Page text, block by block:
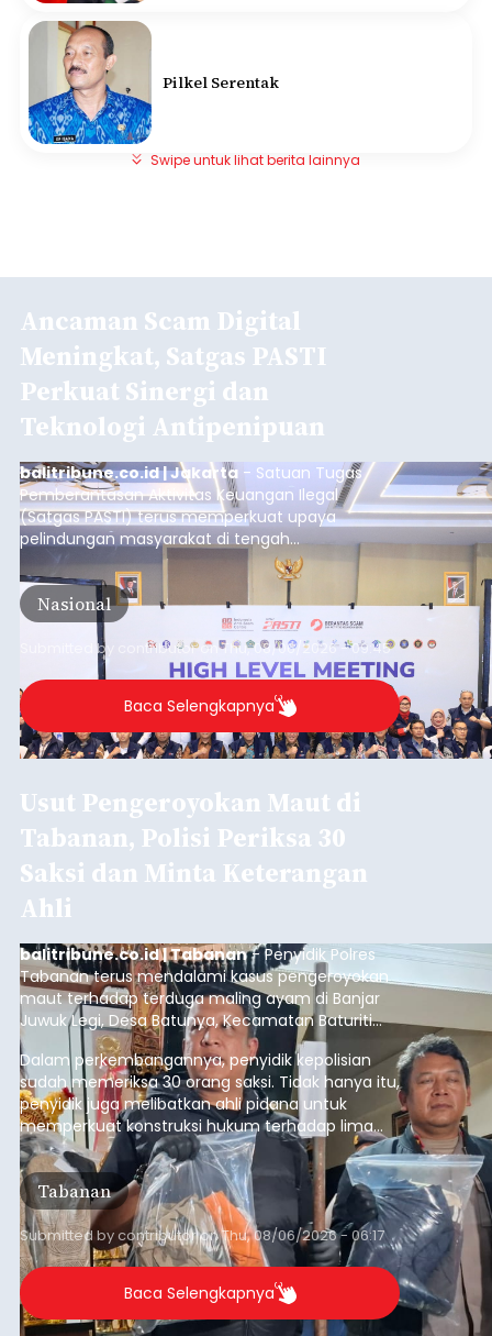
Pilkel Serentak
Swipe untuk lihat berita lainnya
Ancaman Scam Digital
Meningkat, Satgas PASTI
Perkuat Sinergi dan
Teknologi Antipenipuan
balitribune.co.id | Jakarta - Satuan Tugas
Pemberantasan Aktivitas Keuangan Ilegal
(Satgas PASTI) terus memperkuat upaya
pelindungan masyarakat di tengah
meningkatnya ancaman penipuan digital yang
semakin kompleks.
Nasional
Submitted by contributoronThu, 08/06/2026 - 09:45
Baca Selengkapnya
Usut Pengeroyokan Maut di
Tabanan, Polisi Periksa 30
Saksi dan Minta Keterangan
Ahli
balitribune.co.id | Tabanan- Penyidik Polres
Tabanan terus mendalami kasus pengeroyokan
maut terhadap terduga maling ayam di Banjar
Juwuk Legi, Desa Batunya, Kecamatan Baturiti
yang terjadi beberapa waktu lalu.
Dalam perkembangannya, penyidik kepolisian
sudah memeriksa 30 orang saksi. Tidak hanya itu,
penyidik juga melibatkan ahli pidana untuk
memperkuat konstruksi hukum terhadap lima
orang tersangka yang saat ini ditahan.
Tabanan
Submitted bycontributoronThu, 08/06/2026 - 06:17
Baca Selengkapnya